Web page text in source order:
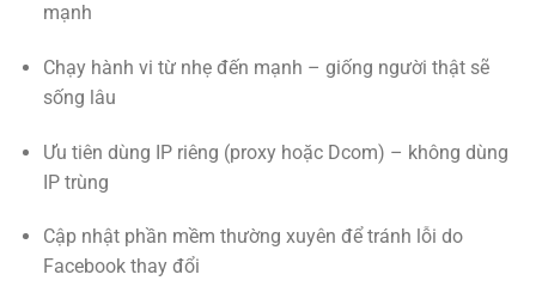
mạnh
Chạy hành vi từ nhẹ đến mạnh – giống người thật sẽ
sống lâu
Ưu tiên dùng IP riêng (proxy hoặc Dcom) – không dùng
IP trùng
Cập nhật phần mềm thường xuyên để tránh lỗi do
Facebook thay đổi